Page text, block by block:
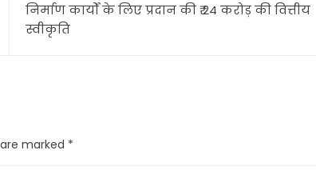
निर्माण कार्यों के लिए प्रदान की ₹ 24 करोड़ की वित्तीय
स्वीकृति
marked *